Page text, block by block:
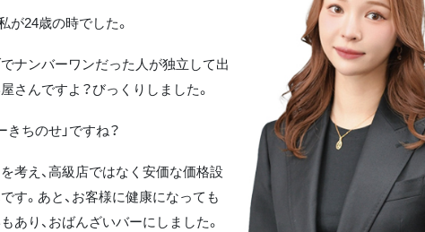
24歳の時でした。
ナンバーワンだった人が独立して出
さんですよ？びっくりしました。
ちのせ」ですね？
え、高級店ではなく安価な価格設
す。あと、お客様に健康になっても
あり、おばんざいバーにしました。